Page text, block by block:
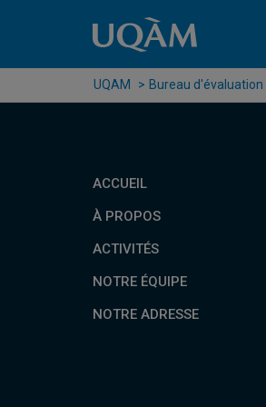
UQAM Bureau
ACCUEIL
À PROPOS
ACTIVITÉS
NOTRE ÉQUIPE
NOTRE ADRESSE